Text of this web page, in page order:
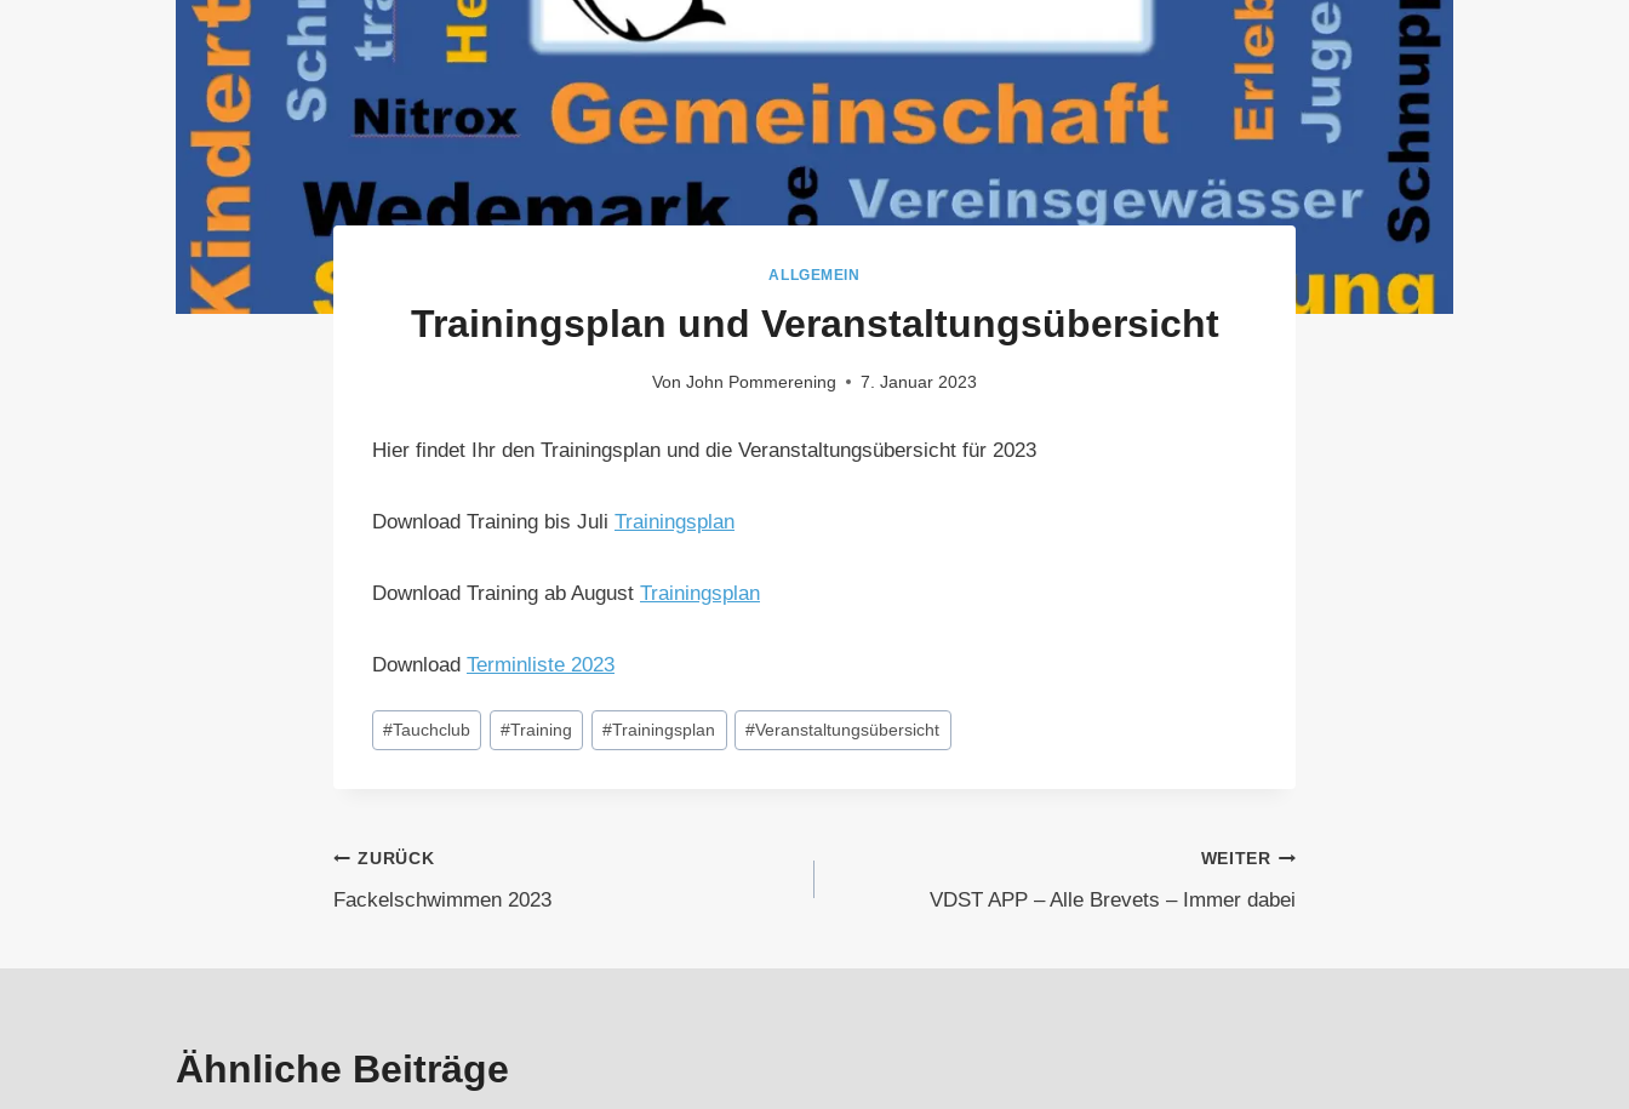
ALLGEMEIN
Trainingsplan und Veranstaltungsübersicht
Von John Pommerening 7. Januar 2023
Hier findet Ihr den Trainingsplan und die Veranstaltungsübersicht für 2023
Download Training bis Juli Trainingsplan
Download Training ab August Trainingsplan
Download Terminliste 2023
Schlagworte:
#Tauchclub #Training #Trainingsplan #Veranstaltungsübersicht
Beitragsnavigation
ZURÜCK
Fackelschwimmen 2023
WEITER
VDST APP – Alle Brevets – Immer dabei
Ähnliche Beiträge